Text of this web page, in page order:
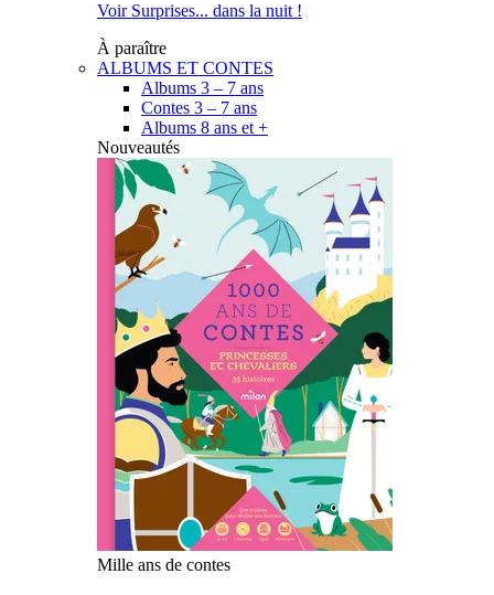
Voir Surprises... dans la nuit !
À paraître
ALBUMS ET CONTES
Albums 3 – 7 ans
Contes 3 – 7 ans
Albums 8 ans et +
Nouveautés
Mille ans de contes